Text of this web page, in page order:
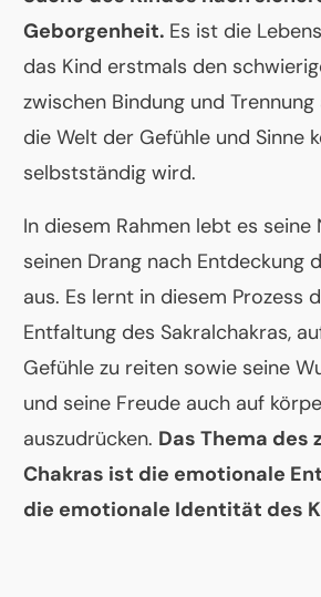
Geborgenheit. Es ist die
das Kind erstmals den
zwischen Bindung und
die Welt der Gefühle und Sinne
selbstständig wird.
In diesem Rahmen lebt es seine
seinen Drang nach Entdeckung
aus. Es lernt in diesem Prozess
Entfaltung des Sakralchakras,
Gefühle zu reiten sowie seine
und seine Freude auch auf
auszudrücken. Das Thema des
Chakras ist die emotionale
die emotionale Identität des